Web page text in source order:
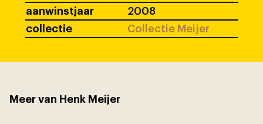
aanwinstjaar
2008
collectie
Collectie Meijer
Meer van Henk Meijer